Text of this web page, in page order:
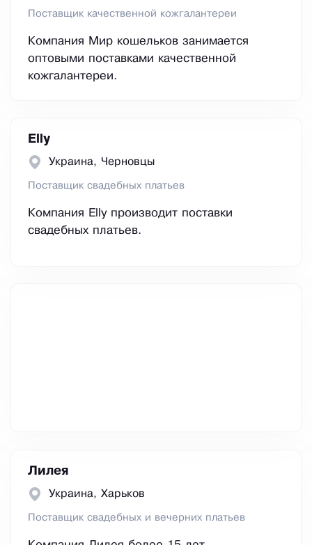
Поставщик качественной кожгалантереи
Компания Мир кошельков занимается
оптовыми поставками качественной
кожгалантереи.
Elly
Украина, Черновцы
Поставщик свадебных платьев
Компания Elly производит поставки
свадебных платьев.
Лилея
Украина, Харьков
Поставщик свадебных и вечерних платьев